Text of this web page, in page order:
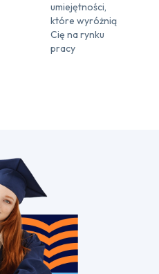
umiejętności,
które wyróżnią
Cię na rynku
pracy